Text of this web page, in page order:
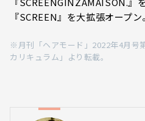
『SCREEN』を大拡張オープン。
※月刊「ヘアモード」2022年4月号
カリキュラム」より転載。